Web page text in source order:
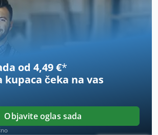
od 4,49 €*
kupaca čeka na vas
Objavite oglas sada